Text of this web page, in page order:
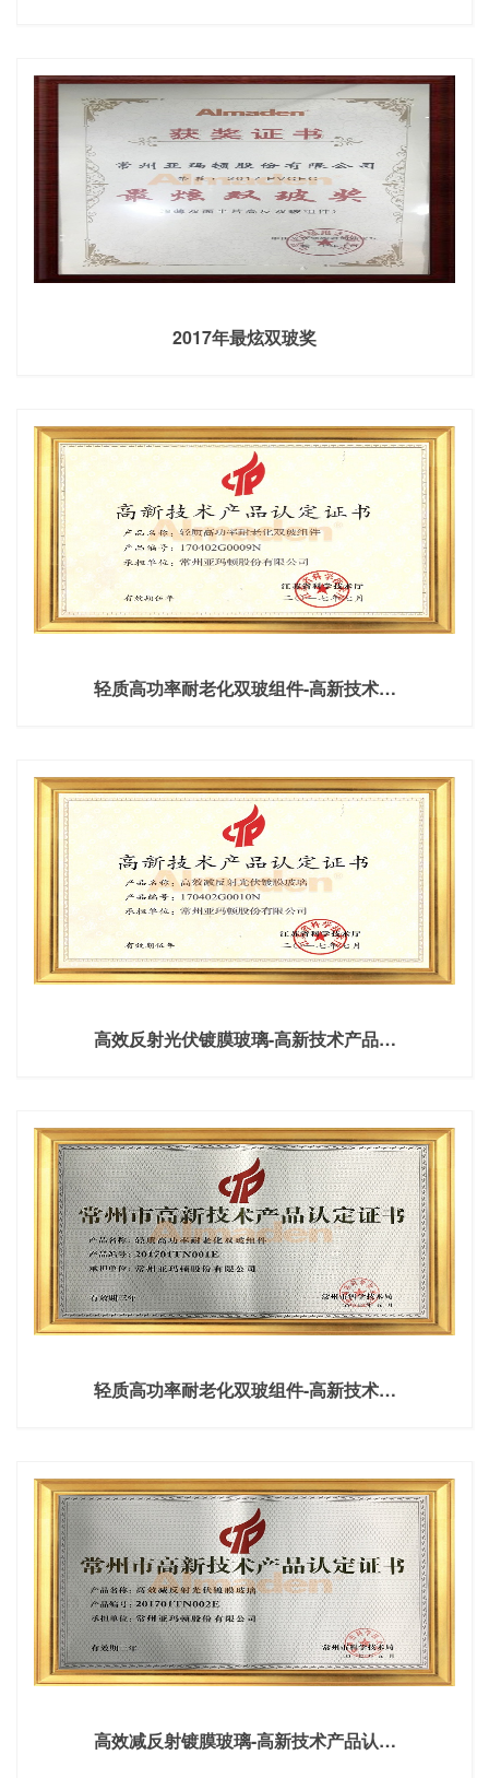
2017年最炫双玻奖
轻质高功率耐老化双玻组件-高新技术…
高效反射光伏镀膜玻璃-高新技术产品…
轻质高功率耐老化双玻组件-高新技术…
高效减反射镀膜玻璃-高新技术产品认…